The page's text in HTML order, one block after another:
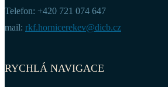
Telefon: +420 721 074 647
mail: rkf.hornicerekev@dicb.cz
RYCHLÁ NAVIGACE